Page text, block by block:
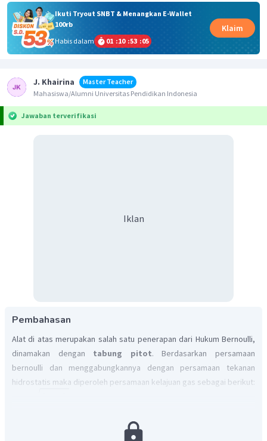
Ikuti Tryout SNBT & Menangkan E-Wallet
100rb
Habis dalam
01 :10 :53 :05
Klaim
J. Khairina
Master Teacher
Mahasiswa/Alumni Universitas Pendidikan Indonesia
Jawaban terverifikasi
Iklan
Pembahasan
Alat di atas merupakan salah satu penerapan dari Hukum Bernoulli,
dinamakan dengan tabung pitot. Berdasarkan persamaan
bernoulli dan menggabungkannya dengan persamaan tekanan
hidrostatis maka diperoleh persamaan kelajuan gas sebagai berikut: